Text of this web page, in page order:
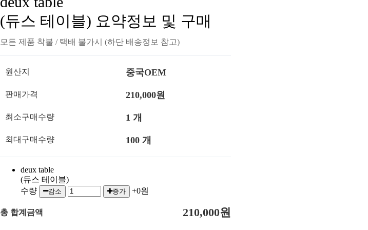
(듀스 테이블) 요약정보 및 구매
모든 제품 착불 / 택배 불가시 (하단 배송정보 참고)
원산지 중국OEM
판매가격 210,000원
최소구매수량 1 개
최대구매수량 100 개
deux table
(듀스 테이블)
수량
감소 증가 +0원
총 합계금액 210,000원